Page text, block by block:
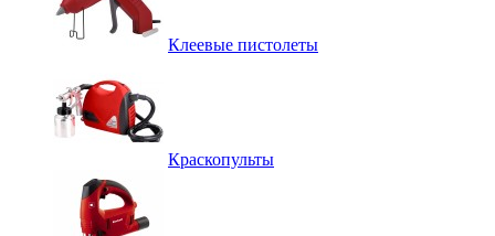
Клеевые пистолеты
Краскопульты